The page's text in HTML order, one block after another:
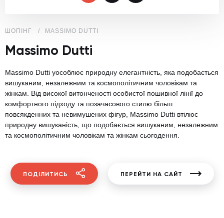
ШОПІНГ MASSIMO DUTTI
Massimo Dutti
Massimo Dutti уособлює природну елегантність, яка подобається
вишуканим, незалежним та космополітичним чоловікам та
жінкам. Від високої витонченості особистої пошивної лінії до
комфортного підходу та позачасового стилю більш
повсякденних та невимушених фігур, Massimo Dutti втілює
природну вишуканість, що подобається вишуканим, незалежним
та космополітичним чоловікам та жінкам сьогодення.
ПОДІЛИТИСЬ ПЕРЕЙТИ НА САЙТ